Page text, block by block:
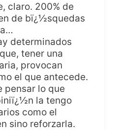
claro. 200% de
de bï¿½squedas
determinados
tener una
provocan
el que antecede.
pensar lo que
la tengo
como el
sino reforzarla.